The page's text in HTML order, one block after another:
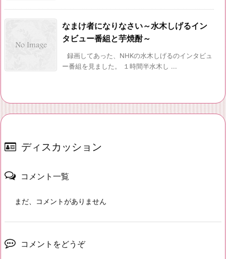
なまけ者になりなさい～水木しげるイン
タビュー番組と芋焼酎～
録画してあった、NHKの水木しげるのインタビュ
ー番組を見ました。 １時間半水木し ...
ディスカッション
コメント一覧
まだ、コメントがありません
コメントをどうぞ